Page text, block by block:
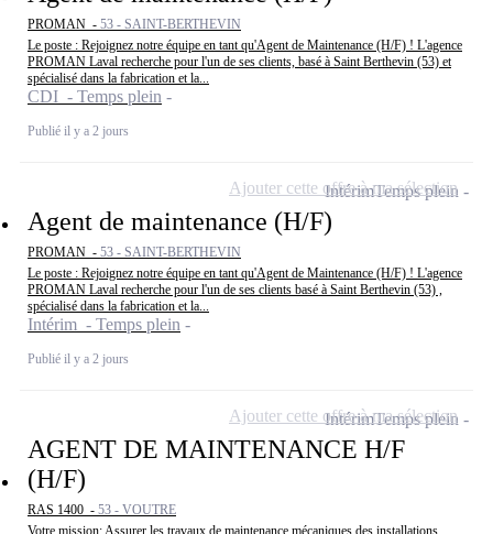
PROMAN - 53 - SAINT-BERTHEVIN
Le poste : Rejoignez notre équipe en tant qu'Agent de Maintenance (H/F) ! L'agence
PROMAN Laval recherche pour l'un de ses clients, basé à Saint Berthevin (53) et
spécialisé dans la fabrication et la...
CDI - Temps plein
Publié il y a 2 jours
Agent de maintenance (H/F)
PROMAN - 53 - SAINT-BERTHEVIN
Le poste : Rejoignez notre équipe en tant qu'Agent de Maintenance (H/F) ! L'agence
PROMAN Laval recherche pour l'un de ses clients basé à Saint Berthevin (53) ,
spécialisé dans la fabrication et la...
Intérim - Temps plein
Publié il y a 2 jours
IntérimTemps plein
Ajouter cette offre à ma sélection
AGENT DE MAINTENANCE H/F
(H/F)
RAS 1400 - 53 - VOUTRE
IntérimTemps plein
Ajouter cette offre à ma sélection